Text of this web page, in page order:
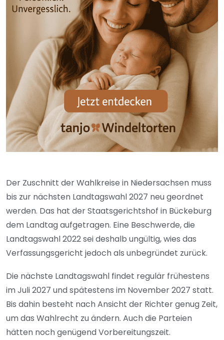
Der Zuschnitt der Wahlkreise in Niedersachsen muss
bis zur nächsten Landtagswahl 2027 neu geordnet
werden. Das hat der Staatsgerichtshof in Bückeburg
dem Landtag aufgetragen. Eine Beschwerde, die
Landtagswahl 2022 sei deshalb ungültig, wies das
Verfassungsgericht jedoch als unbegründet zurück.
Die nächste Landtagswahl findet regulär frühestens
im Juli 2027 und spätestens im November 2027 statt.
Bis dahin besteht nach Ansicht der Richter genug Zeit,
um das Wahlrecht zu ändern. Auch die Parteien
hätten noch genügend Vorbereitungszeit.